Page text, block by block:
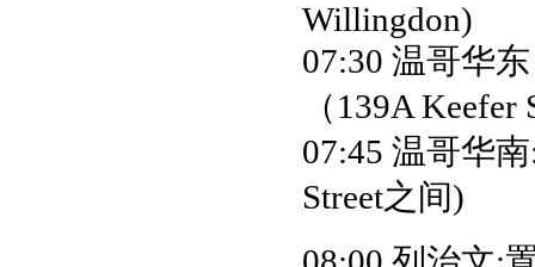
Willingdon)
07:30 温哥华
（139A Keefer
07:45 温哥华
Street之间)